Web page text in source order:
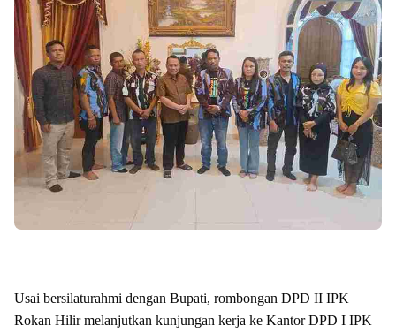
Usai bersilaturahmi dengan Bupati, rombongan DPD II IPK
Rokan Hilir melanjutkan kunjungan kerja ke Kantor DPD I IPK